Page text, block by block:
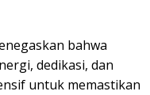
bahwa
dedikasi, dan
untuk memastikan